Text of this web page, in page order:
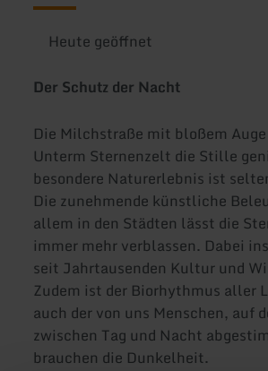
Heute geöffnet
Der Schutz der Nacht
Die Milchstraße mit bloßem
Unterm Sternenzelt die Stille
besondere Naturerlebnis ist
Die zunehmende künstliche
allem in den Städten lässt die
immer mehr verblassen. Dabei
seit Jahrtausenden Kultur und
Zudem ist der Biorhythmus aller
auch der von uns Menschen, auf
zwischen Tag und Nacht
brauchen die Dunkelheit.